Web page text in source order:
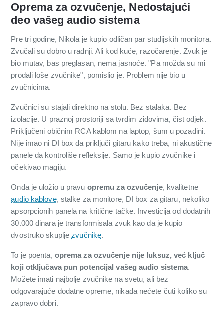
Oprema za ozvučenje, Nedostajući
deo vašeg audio sistema
Pre tri godine, Nikola je kupio odličan par studijskih monitora.
Zvučali su dobro u radnji. Ali kod kuće, razočarenje. Zvuk je
bio mutav, bas preglasan, nema jasnoće. "Pa možda su mi
prodali loše zvučnike", pomislio je. Problem nije bio u
zvučnicima.
Zvučnici su stajali direktno na stolu. Bez stalaka. Bez
izolacije. U praznoj prostoriji sa tvrdim zidovima, čist odjek.
Priključeni običnim RCA kablom na laptop, šum u pozadini.
Nije imao ni DI box da priključi gitaru kako treba, ni akustične
panele da kontroliše refleksije. Samo je kupio zvučnike i
očekivao magiju.
Onda je uložio u pravu opremu za ozvučenje, kvalitetne
audio kablove, stalke za monitore, DI box za gitaru, nekoliko
apsorpcionih panela na kritične tačke. Investicija od dodatnih
30.000 dinara je transformisala zvuk kao da je kupio
dvostruko skupljezvučnike.
To je poenta, oprema za ozvučenje nije luksuz, već ključ
koji otključava pun potencijal vašeg audio sistema.
Možete imati najbolje zvučnike na svetu, ali bez
odgovarajuće dodatne opreme, nikada nećete čuti koliko su
zapravo dobri.